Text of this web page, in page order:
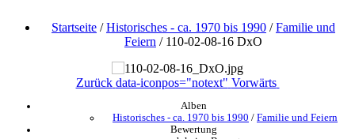
Startseite /Historisches - ca. 1970 bis 1990 /Familie und
Feiern / 110-02-08-16 DxO
Zurück data-iconpos="notext" Vorwärts
Alben
Historisches - ca. 1970 bis 1990 / Familie und Feiern
Bewertung